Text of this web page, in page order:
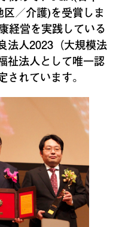
／介護)を受賞しま
経営を実践している
法人2023（大規模法
祉法人として唯一認
れています。